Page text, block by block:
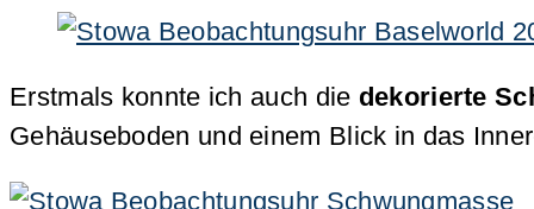
Erstmals konnte ich auch die dekorierte
Gehäuseboden und einem Blick in das